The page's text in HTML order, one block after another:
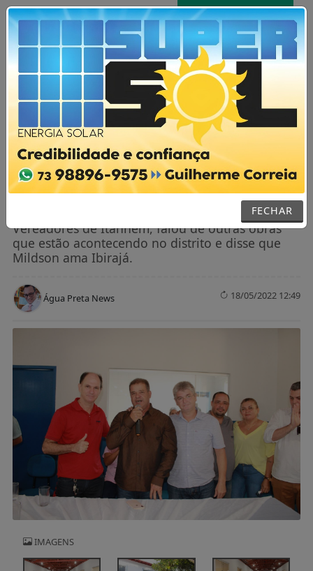
AGORA AO VIVO
MENU
FECHAR
NOTÍCIAS / POLÍTICA
Mildson inaugura reforma e ampliação
da Escola Eduprocames, em Ibirajá
Marcos Villas Boas, presidente da Câmara de
Vereadores de Itanhém, falou de outras obras
que estão acontecendo no distrito e disse que
Mildson ama Ibirajá.
Água Preta News 18/05/2022 12:49
IMAGENS